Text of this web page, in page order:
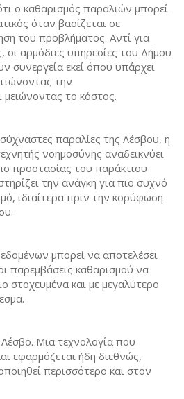
ο καθαρισμός παραλιών μπορεί
όταν βασίζεται σε
του προβλήματος. Αντί για
οι αρμόδιες υπηρεσίες του Δήμου
συνεργεία εκεί όπου υπάρχει
την
μειώνοντας το κόστος.
παραλίες της Λέσβου, η
νοημοσύνης αναδεικνύει
προστασίας του παράκτιου
την ανάγκη για πιο συχνό
ιδιαίτερα πριν την κορύφωση
μπορεί να αποτελέσει
παρεμβάσεις καθαρισμού να
στοχευμένα και με μεγαλύτερο
Μια τεχνολογία που
εφαρμόζεται ήδη διεθνώς,
περισσότερο και στον